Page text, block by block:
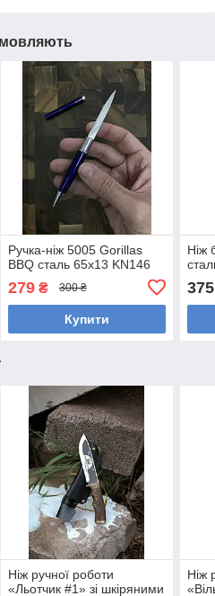
Ручка-ніж 5005 Gorillas
BBQ сталь 65х13 KN146
279₴ 300 ₴
Купити
Ніж
375
Ніж ручної роботи
«Льотчик #1» зі шкіряними
Ніж